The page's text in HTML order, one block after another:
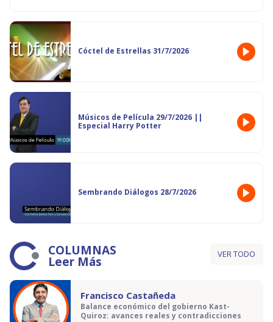
Cóctel de Estrellas 31/7/2026
Músicos de Película 29/7/2026 ||
Especial Harry Potter
Sembrando Diálogos 28/7/2026
COLUMNAS
Leer Más VER TODO
Francisco Castañeda
Balance económico del gobierno Kast-
Quiroz: avances reales y contradicciones